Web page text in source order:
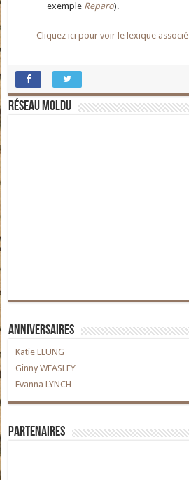
exemple Reparo).
Cliquez ici pour voir le lexique associé
Réseau moldu
Anniversaires
Katie LEUNG
Ginny WEASLEY
Evanna LYNCH
Partenaires